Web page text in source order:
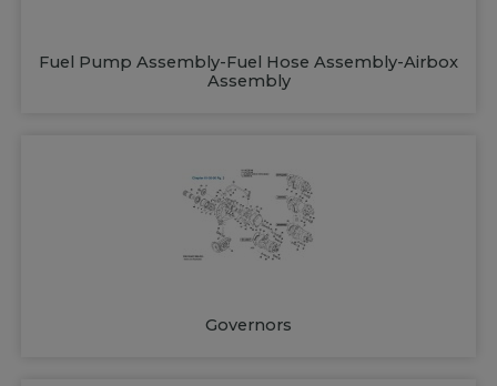
Fuel Pump Assembly-Fuel Hose Assembly-Airbox
Assembly
Governors